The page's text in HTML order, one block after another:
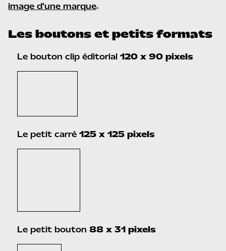
image d'une marque.
Les boutons et petits formats
Le bouton clip éditorial 120 x 90 pixels
Le petit carré 125 x 125 pixels
Le petit bouton 88 x 31 pixels